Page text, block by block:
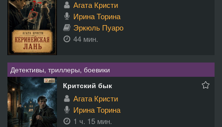
Агата Кристи
Ирина Торина
Эркюль Пуаро
44 мин.
Детективы, триллеры, боевики
Критский бык
Агата Кристи
Ирина Торина
1 ч. 15 мин.